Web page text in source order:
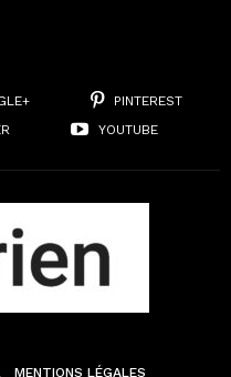
PINTEREST
YOUTUBE
MENTIONS LÉGALES